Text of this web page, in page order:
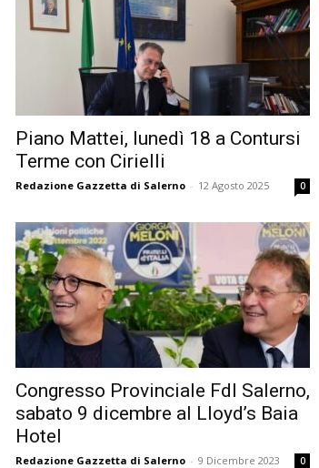
Piano Mattei, lunedì 18 a Contursi
Terme con Cirielli
Redazione Gazzetta di Salerno - 12 Agosto 2025 0
Congresso Provinciale FdI Salerno,
sabato 9 dicembre al Lloyd’s Baia
Hotel
Redazione Gazzetta di Salerno - 9 Dicembre 2023 0